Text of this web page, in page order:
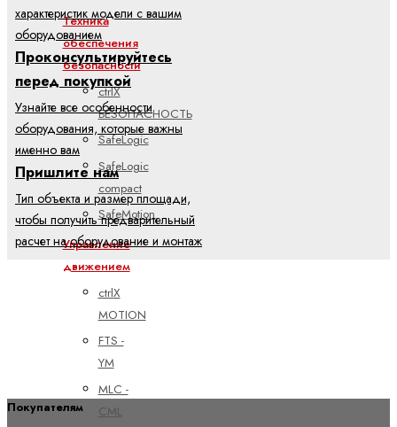
Техника
обеспечения
безопасности
ctrlX
БЕЗОПАСНОСТЬ
SafeLogic
SafeLogic
compact
SafeMotion
Управление
движением
ctrlX
MOTION
FTS -
YM
MLC -
CML
характеристик модели с вашим
оборудованием
Проконсультируйтесь
перед покупкой
Узнайте все особенности
оборудования, которые важны
именно вам
Пришлите нам
Тип объекта и размер площади,
чтобы получить предварительный
расчет на оборудование и монтаж
Покупателям